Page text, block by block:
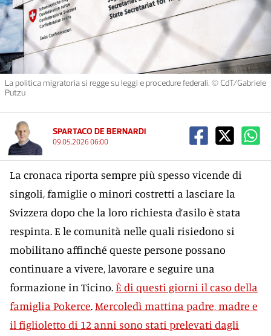
La politica migratoria si regge su leggi e procedure federali. © CdT/Gabriele
Putzu
SPARTACO DE BERNARDI
09.05.2026 06:00
La cronaca riporta sempre più spesso vicende di
singoli, famiglie o minori costretti a lasciare la
Svizzera dopo che la loro richiesta d’asilo è stata
respinta. E le comunità nelle quali risiedono si
mobilitano affinché queste persone possano
continuare a vivere, lavorare e seguire una
formazione in Ticino.È di questi giorni il caso della
famiglia Pokerce.Mercoledì mattina padre, madre e
il figlioletto di 12 anni sono stati prelevati dagli